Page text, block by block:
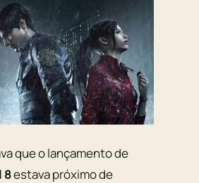
que o lançamento de
8estava próximo de